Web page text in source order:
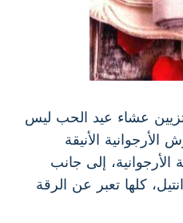
عشاء عيد الحب ليس
الأرجوانية الأنيقة
الأرجوانية، إلى جانب
كلها تعبر عن الرقة